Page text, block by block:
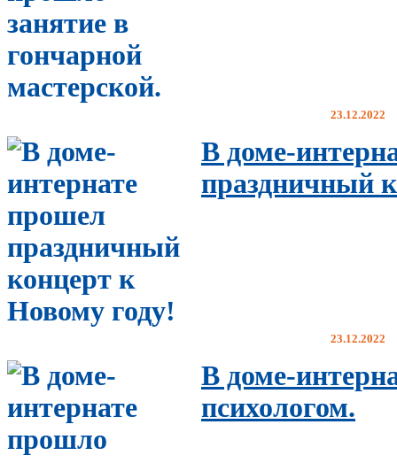
23.12.2022
23.12.2022
В доме-
праздничный
В доме-
психологом.